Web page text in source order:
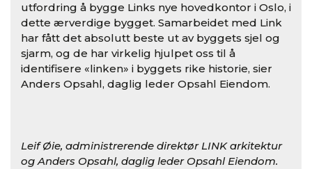
utfordring å bygge Links nye hovedkontor i Oslo, i
dette ærverdige bygget. Samarbeidet med Link
har fått det absolutt beste ut av byggets sjel og
sjarm, og de har virkelig hjulpet oss til å
identifisere «linken» i byggets rike historie, sier
Anders Opsahl, daglig leder Opsahl Eiendom.
Leif Øie, administrerende direktør LINK arkitektur
og Anders Opsahl, daglig leder Opsahl Eiendom.